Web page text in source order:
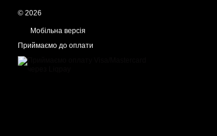
© 2026
Мобільна версія
Приймаємо до оплати